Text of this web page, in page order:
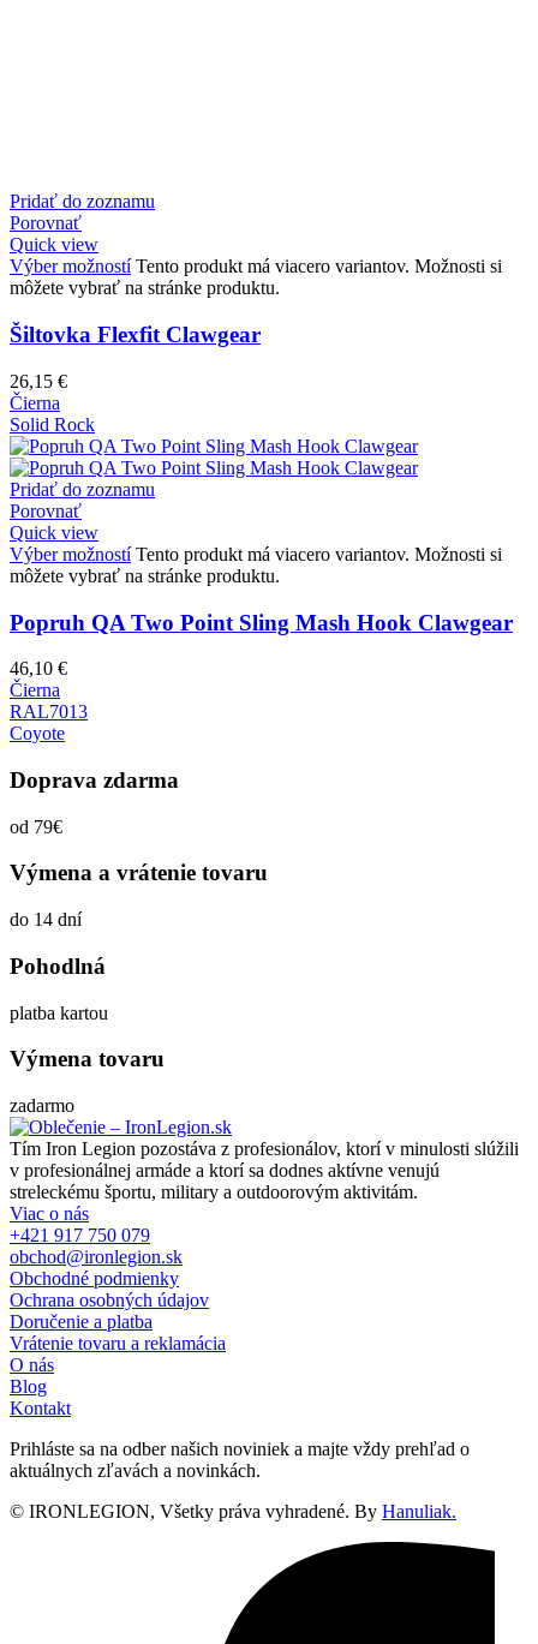
Pridať do zoznamu
Porovnať
Quick view
Výber možností Tento produkt má viacero variantov. Možnosti si
môžete vybrať na stránke produktu.
Šiltovka Flexfit Clawgear
26,15 €
Čierna
Solid Rock
Pridať do zoznamu
Porovnať
Quick view
Výber možností Tento produkt má viacero variantov. Možnosti si
môžete vybrať na stránke produktu.
Popruh QA Two Point Sling Mash Hook Clawgear
46,10 €
Čierna
RAL7013
Coyote
Doprava zdarma
od 79€
Výmena a vrátenie tovaru
do 14 dní
Pohodlná
platba kartou
Výmena tovaru
zadarmo
Tím Iron Legion pozostáva z profesionálov, ktorí v minulosti slúžili
v profesionálnej armáde a ktorí sa dodnes aktívne venujú
streleckému športu, military a outdoorovým aktivitám.
Viac o nás
+421 917 750 079
obchod@ironlegion.sk
Obchodné podmienky
Ochrana osobných údajov
Doručenie a platba
Vrátenie tovaru a reklamácia
O nás
Blog
Kontakt
Prihláste sa na odber našich noviniek a majte vždy prehľad o
aktuálnych zľavách a novinkách.
© IRONLEGION, Všetky práva vyhradené. By Hanuliak.